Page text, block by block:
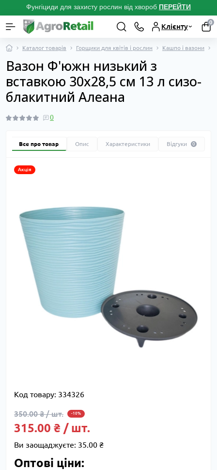
Фунгіциди для захисту рослин від хвороб ПЕРЕЙТИ
Клієнту
0
Каталог товарів Горщики для квітів і рослин Кашпо і вазони
Вазон Ф'южн низький з
вставкою 30х28,5 см 13 л сизо-
блакитний Алеана
0
Все про товар Опис Характеристики Відгуки 0
Акція
Код товару: 334326
350.00 ₴ / шт. -10%
315.00 ₴ / шт.
Ви заощаджуєте: 35.00 ₴
Оптові ціни: